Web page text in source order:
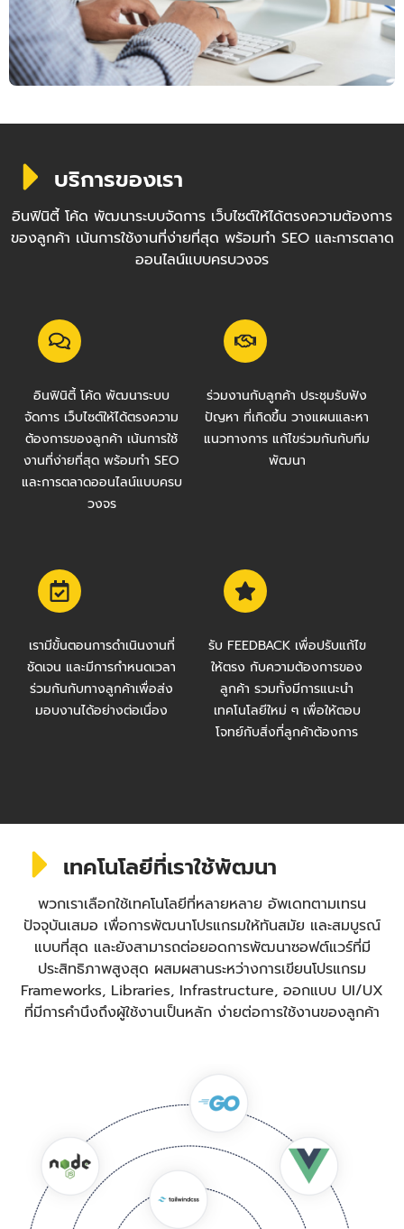
บริการของเรา
อินฟินิตี้ โค้ด พัฒนาระบบจัดการ เว็บไซต์ให้ได้ตรงความต้องการ
ของลูกค้า เน้นการใช้งานที่ง่ายที่สุด พร้อมทำ SEO และการตลาด
ออนไลน์แบบครบวงจร
อินฟินิตี้ โค้ด พัฒนาระบบ
จัดการ เว็บไซต์ให้ได้ตรงความ
ต้องการของลูกค้า เน้นการใช้
งานที่ง่ายที่สุด พร้อมทำ SEO
และการตลาดออนไลน์แบบครบ
วงจร
ร่วมงานกับลูกค้า ประชุมรับฟัง
ปัญหา ที่เกิดขึ้น วางแผนและหา
แนวทางการ แก้ไขร่วมกันกับทีม
พัฒนา
เรามีขั้นตอนการดำเนินงานที่
ชัดเจน และมีการกำหนดเวลา
ร่วมกันกับทางลูกค้าเพื่อส่ง
มอบงานได้อย่างต่อเนื่อง
รับ FEEDBACK เพื่อปรับแก้ไข
ให้ตรง กับความต้องการของ
ลูกค้า รวมทั้งมีการแนะนำ
เทคโนโลยีใหม่ ๆ เพื่อให้ตอบ
โจทย์กับสิ่งที่ลูกค้าต้องการ
เทคโนโลยีที่เราใช้พัฒนา
พวกเราเลือกใช้เทคโนโลยีที่หลายหลาย อัพเดทตามเทรน
ปัจจุบันเสมอ เพื่อการพัฒนาโปรแกรมให้ทันสมัย และสมบูรณ์
แบบที่สุด และยังสามารถต่อยอดการพัฒนาซอฟต์แวร์ที่มี
ประสิทธิภาพสูงสุด ผสมผสานระหว่างการเขียนโปรแกรม
Frameworks, Libraries, Infrastructure, ออกแบบ UI/UX
ที่มีการคำนึงถึงผู้ใช้งานเป็นหลัก ง่ายต่อการใช้งานของลูกค้า